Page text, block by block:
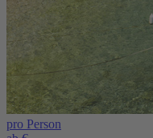
pro Person